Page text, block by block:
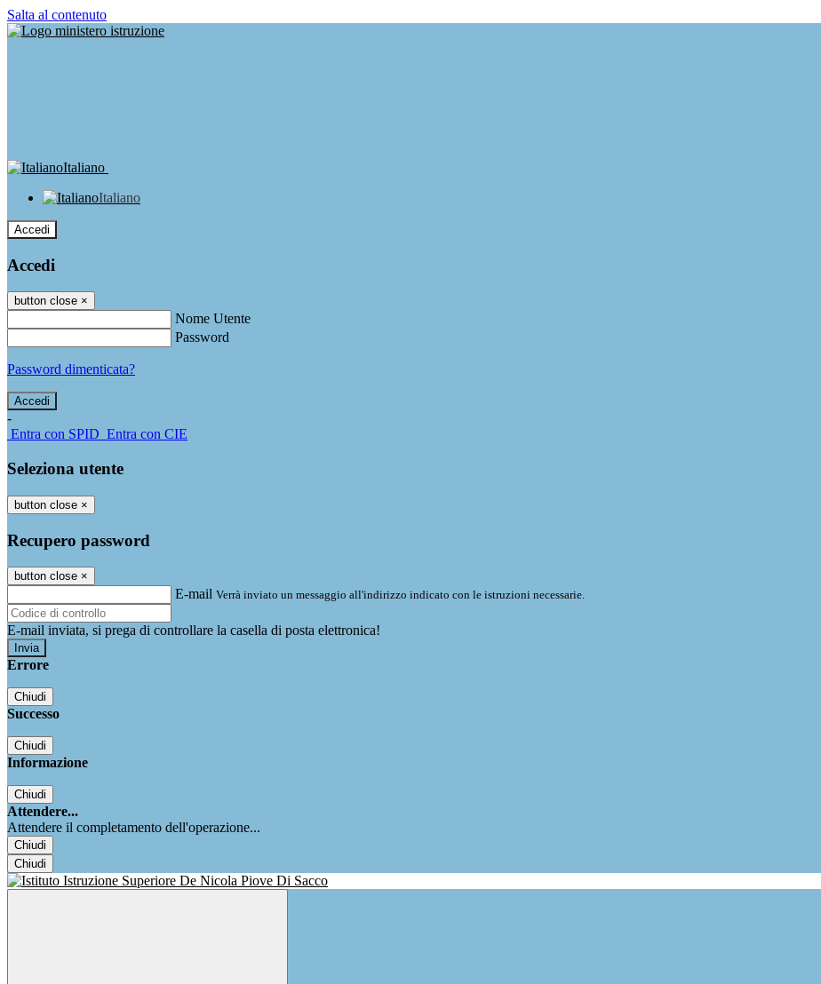
Salta al contenuto
Italiano
Italiano
Accedi
Accedi
button close ×
Nome Utente
Password
Password dimenticata?
-
Entra con SPID Entra con CIE
Seleziona utente
button close ×
Recupero password
button close ×
E-mail Verrà inviato un messaggio all'indirizzo indicato con le istruzioni necessarie.
E-mail inviata, si prega di controllare la casella di posta elettronica!
Errore
Chiudi
Successo
Chiudi
Informazione
Chiudi
Attendere...
Attendere il completamento dell'operazione...
Chiudi
Chiudi